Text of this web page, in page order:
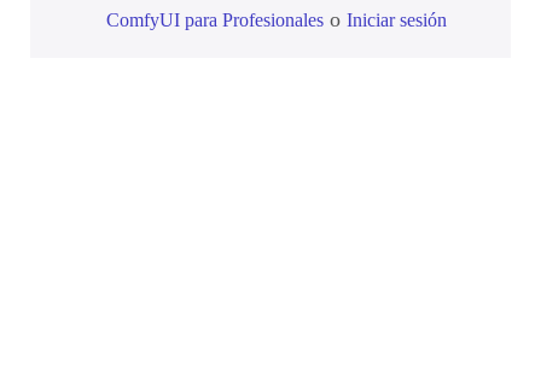
ComfyUI para Profesionales o Iniciar sesión